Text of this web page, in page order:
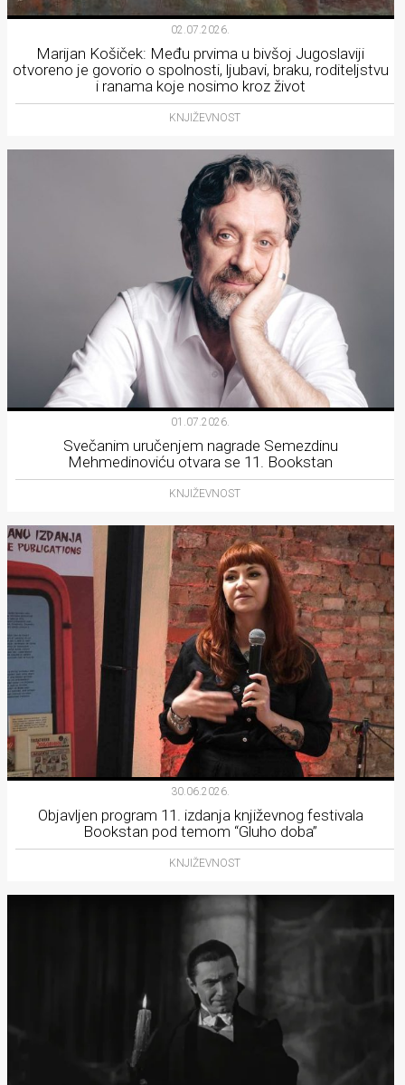
02.07.2026.
Marijan Košiček: Među prvima u bivšoj Jugoslaviji
otvoreno je govorio o spolnosti, ljubavi, braku, roditeljstvu
i ranama koje nosimo kroz život
KNJIŽEVNOST
01.07.2026.
Svečanim uručenjem nagrade Semezdinu
Mehmedinoviću otvara se 11. Bookstan
KNJIŽEVNOST
30.06.2026.
Objavljen program 11. izdanja književnog festivala
Bookstan pod temom “Gluho doba”
KNJIŽEVNOST